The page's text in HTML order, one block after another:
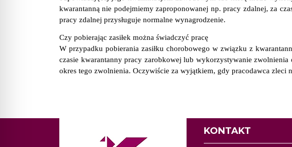
kwarantanną nie podejmiemy zaproponowanej np. pracy zdalnej, za
pracy zdalnej przysługuje normalne wynagrodzenie.
Czy pobierając zasiłek można świadczyć pracę
W przypadku pobierania zasiłku chorobowego w związku z
czasie kwarantanny pracy zarobkowej lub wykorzystywanie
okres tego zwolnienia. Oczywiście za wyjątkiem, gdy pracodawca
KONTAKT